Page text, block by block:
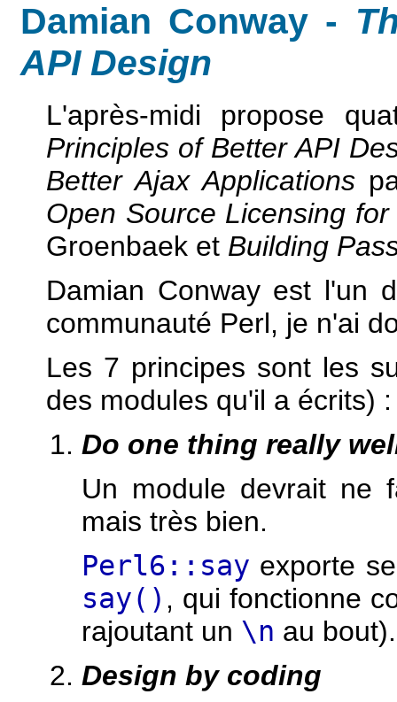
Damian Conway -
API Design
L'après-midi propose
Principles of Better API
Better Ajax Applications
Open Source Licensing
Groenbaek et Building
Damian Conway est l'un
communauté Perl, je n'ai
Les 7 principes sont les
des modules qu'il a écrits) :
Do one thing really
Un module devrait ne
mais très bien.
Perl6::say exporte
say() , qui fonctionne
rajoutant un \n au bout).
Design by coding